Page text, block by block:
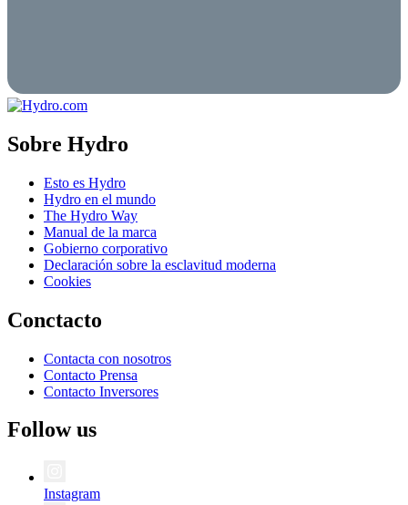
Sobre Hydro
Esto es Hydro
Hydro en el mundo
The Hydro Way
Manual de la marca
Gobierno corporativo
Declaración sobre la esclavitud moderna
Cookies
Conctacto
Contacta con nosotros
Contacto Prensa
Contacto Inversores
Follow us
Instagram